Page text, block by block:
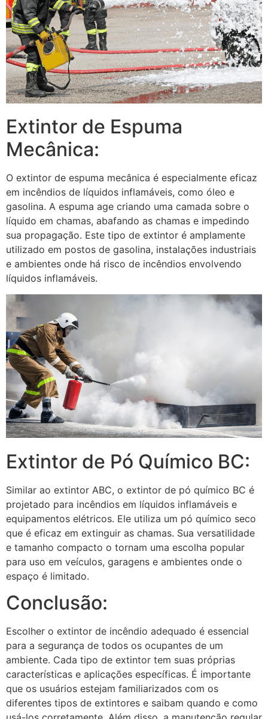
Extintor de Espuma
Mecânica:
O extintor de espuma mecânica é especialmente eficaz
em incêndios de líquidos inflamáveis, como óleo e
gasolina. A espuma age criando uma camada sobre o
líquido em chamas, abafando as chamas e impedindo
sua propagação. Este tipo de extintor é amplamente
utilizado em postos de gasolina, instalações industriais
e ambientes onde há risco de incêndios envolvendo
líquidos inflamáveis.
Extintor de Pó Químico BC:
Similar ao extintor ABC, o extintor de pó químico BC é
projetado para incêndios em líquidos inflamáveis e
equipamentos elétricos. Ele utiliza um pó químico seco
que é eficaz em extinguir as chamas. Sua versatilidade
e tamanho compacto o tornam uma escolha popular
para uso em veículos, garagens e ambientes onde o
espaço é limitado.
Conclusão:
Escolher o extintor de incêndio adequado é essencial
para a segurança de todos os ocupantes de um
ambiente. Cada tipo de extintor tem suas próprias
características e aplicações específicas. É importante
que os usuários estejam familiarizados com os
diferentes tipos de extintores e saibam quando e como